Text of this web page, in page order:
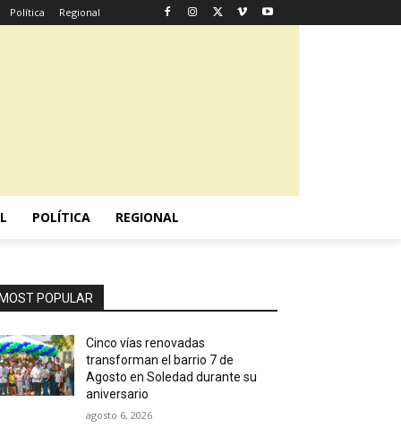
Política Regional
POLÍTICA REGIONAL
MOST POPULAR
Cinco vías renovadas
transforman el barrio 7 de
Agosto en Soledad durante su
aniversario
agosto 6, 2026